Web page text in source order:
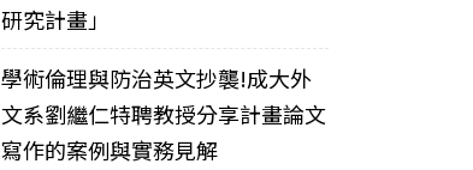
研究計畫」
學術倫理與防治英文抄襲!成大外
文系劉繼仁特聘教授分享計畫論文
寫作的案例與實務見解